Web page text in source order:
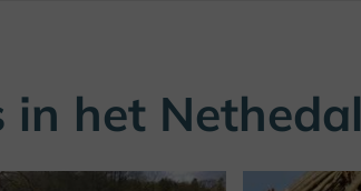
in het Nethedal